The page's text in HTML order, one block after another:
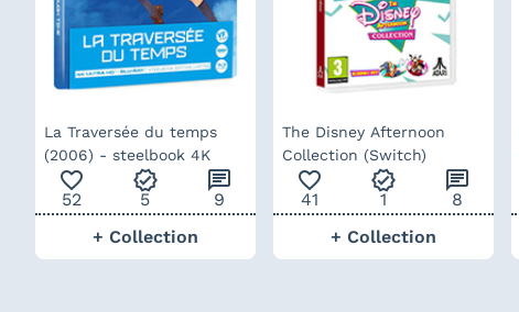
La Traversée du temps
(2006) - steelbook 4K
favorite_outline
52
verified
5
chat
9
+ Collection
The Disney Afternoon
Collection (Switch)
favorite_outline
41
verified
1
chat
8
+ Collection